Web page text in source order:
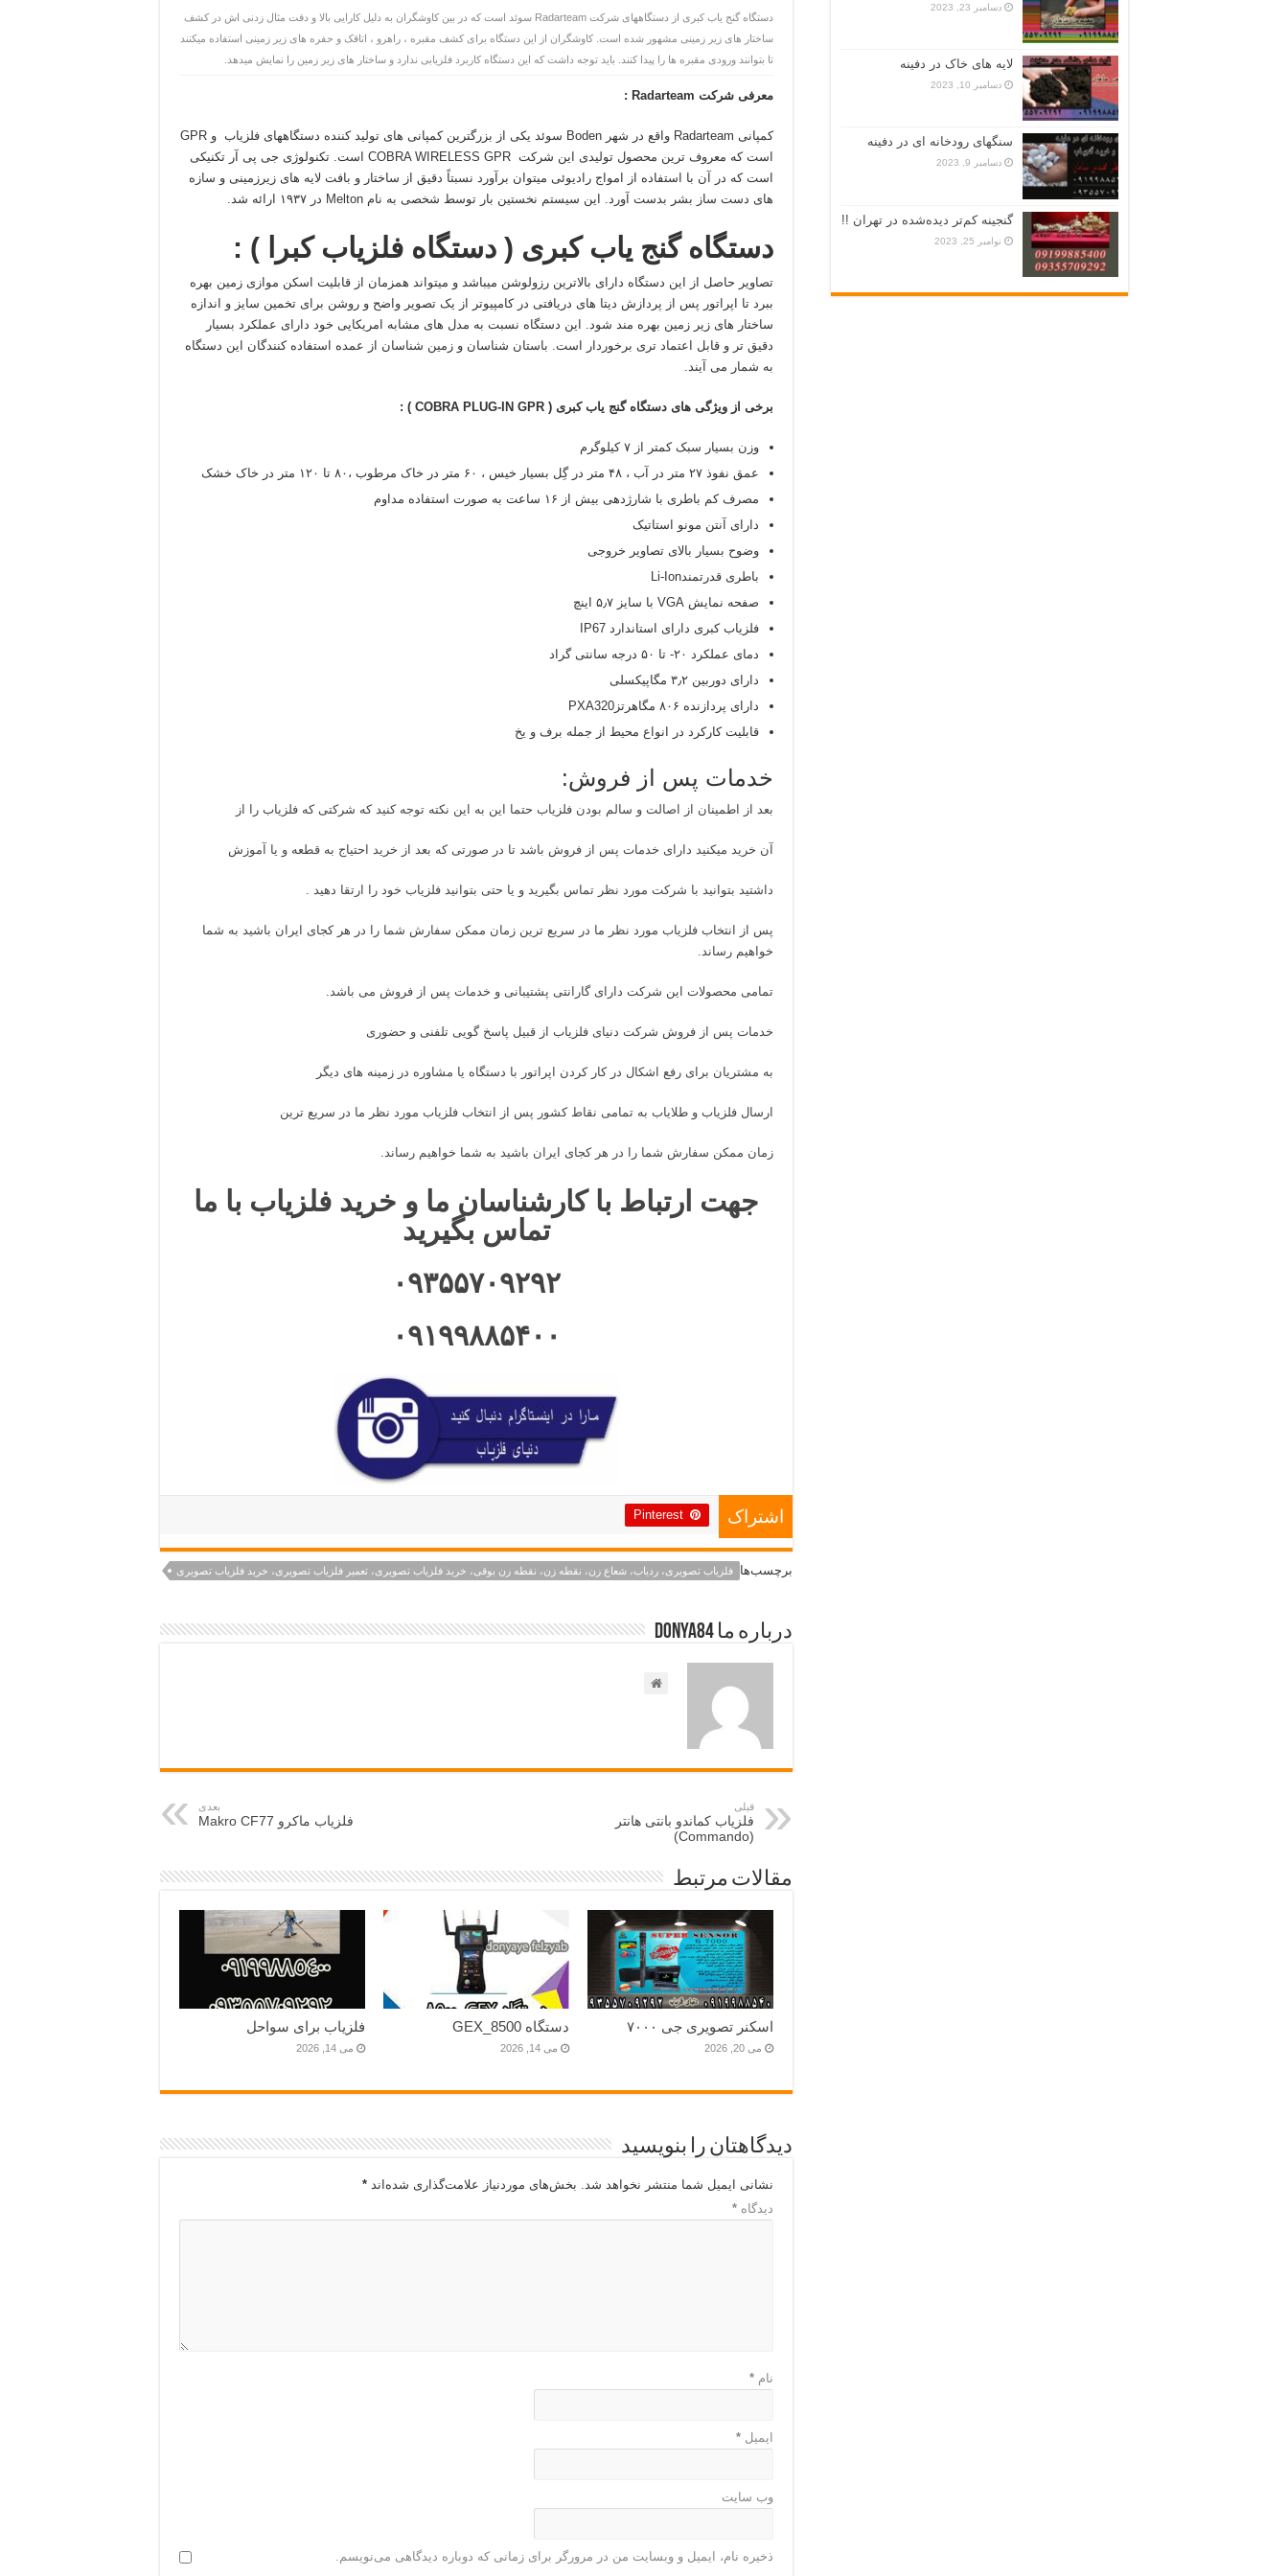
دستگاه گنج یاب کبری از دستگاههای شرکت Radarteam سوئد است که در بین کاوشگران به دلیل کارایی بالا و دقت مثال زدنی اش در کشف
ساختار های زیر زمینی مشهور شده است. کاوشگران از این دستگاه برای کشف مقبره ، راهرو ، اتاقک و حفره های زیر زمینی استفاده میکنند
تا بتوانند ورودی مقبره ها را پیدا کنند. باید توجه داشت که این دستگاه کاربرد فلزیابی ندارد و ساختار های زیر زمین را نمایش میدهد.
معرفی شرکت
کمپانی Radarteam واقع در شهر Boden سوئد یکی از بزرگترین کمپانی های تولید کننده دستگاههای فلزیاب و GPR
است که معروف ترین محصول تولیدی این شرکت COBRA WIRELESS GPR است. تکنولوژی جی پی آر تکنیکی
است که در آن با استفاده از امواج رادیوئی میتوان برآورد نسبتاً دقیق از ساختار و بافت لایه های زیرزمینی و سازه
های دست ساز بشر بدست آورد. این سیستم نخستین بار توسط شخصی به نام Melton در ۱۹۳۷ ارائه شد.
دستگاه گنج یاب کبری ( دستگاه فلزیاب کبرا ) :
تصاویر حاصل از این دستگاه دارای بالاترین رزولوشن میباشد و میتواند همزمان از قابلیت اسکن موازی زمین بهره
ببرد تا اپراتور پس از پردازش دیتا های دریافتی در کامپیوتر از یک تصویر واضح و روشن برای تخمین سایز و اندازه
ساختار های زیر زمین بهره مند شود. این دستگاه نسبت به مدل های مشابه امریکایی خود دارای عملکرد بسیار
دقیق تر و قابل اعتماد تری برخوردار است. باستان شناسان و زمین شناسان از عمده استفاده کنندگان این دستگاه
به شمار می آیند.
برخی از ویژگی های دستگاه گنج یاب کبری ( COBRA PLUG-IN GPR ) :
وزن بسیار سبک کمتر از ۷ کیلوگرم
عمق نفوذ ۲۷ متر در آب ، ۴۸ متر در گِل بسیار خیس ، ۶۰ متر در خاک مرطوب ،۸۰ تا ۱۲۰ متر در خاک خشک
مصرف کم باطری با شارژدهی بیش از ۱۶ ساعت به صورت استفاده مداوم
دارای آنتن مونو استاتیک
وضوح بسیار بالای تصاویر خروجی
باطری قدرتمندLi-Ion
صفحه نمایش VGA با سایز ۵٫۷ اینچ
فلزیاب کبری دارای استاندارد IP67
دمای عملکرد ۲۰- تا ۵۰ درجه سانتی گراد
دارای دوربین ۳٫۲ مگاپیکسلی
دارای پردازنده ۸۰۶ مگاهرتزPXA320
قابلیت کارکرد در انواع محیط از جمله برف و یخ
خدمات پس از فروش:
بعد از اطمینان از اصالت و سالم بودن فلزیاب حتما این به این نکته توجه کنید که شرکتی که فلزیاب را از
آن خرید میکنید دارای خدمات پس از فروش باشد تا در صورتی که بعد از خرید احتیاج به قطعه و یا آموزش
داشتید بتوانید با شرکت مورد نظر تماس بگیرید و یا حتی بتوانید فلزیاب خود را ارتقا دهید .
پس از انتخاب فلزیاب مورد نظر ما در سریع ترین زمان ممکن سفارش شما را در هر کجای ایران باشید به شما
خواهیم رساند.
تمامی محصولات این شرکت دارای گارانتی پشتیبانی و خدمات پس از فروش می باشد.
خدمات پس از فروش شرکت دنیای فلزیاب از قبیل پاسخ گویی تلفنی و حضوری
به مشتریان برای رفع اشکال در کار کردن اپراتور با دستگاه یا مشاوره در زمینه های دیگر
ارسال فلزیاب و طلایاب به تمامی نقاط کشور پس از انتخاب فلزیاب مورد نظر ما در سریع ترین
زمان ممکن سفارش شما را در هر کجای ایران باشید به شما خواهیم رساند.
جهت ارتباط با کارشناسان ما و خرید فلزیاب با ما
تماس بگیرید
۰۹۳۵۵۷۰۹۲۹۲
۰۹۱۹۹۸۸۵۴۰۰
اشتراک Pinterest
برچسب‌ها فلزیاب تصویری، ردیاب، شعاع زن، نقطه زن، نقطه زن بوقی، خرید فلزیاب تصویری، تعمیر فلزیاب تصویری، خرید فلزیاب تصویری
درباره ما Donya84
قبلی
فلزیاب کماندو بانتی هانتر
(Commando)
بعدی
فلزیاب ماکرو Makro CF77
مقالات مرتبط
اسکنر تصویری جی ۷۰۰۰
می 20, 2026
دستگاه GEX_8500
می 14, 2026
فلزیاب برای سواحل
می 14, 2026
دیدگاهتان را بنویسید
نشانی ایمیل شما منتشر نخواهد شد. بخش‌های موردنیاز علامت‌گذاری شده‌اند *
دیدگاه *
نام *
ایمیل *
وب‌ سایت
ذخیره نام، ایمیل و وبسایت من در مرورگر برای زمانی که دوباره دیدگاهی می‌نویسم.
دسامبر 23, 2023
لایه های خاک در دفینه
دسامبر 10, 2023
سنگهای رودخانه ای در دفینه
دسامبر 9, 2023
گنجینه کم‌تر دیده‌شده در تهران !!
نوامبر 25, 2023